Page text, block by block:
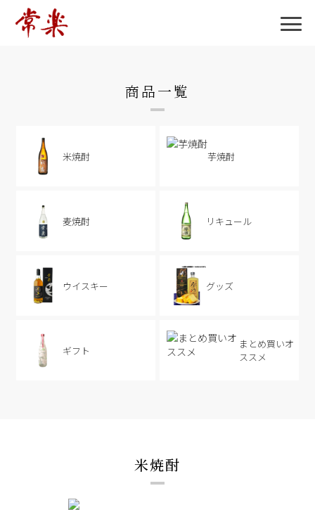
商品一覧
米焼酎 芋焼酎
麦焼酎 リキュール
ウイスキー グッズ
ギフト
まとめ買いオ
ススメ
米焼酎